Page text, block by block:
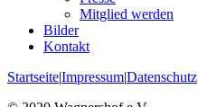
Mitglied werden
Bilder
Kontakt
Startseite|Impressum|Datenschutz